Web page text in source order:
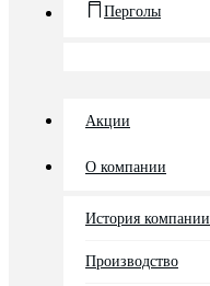
Перголы
Акции
О компании
История компании
Производство